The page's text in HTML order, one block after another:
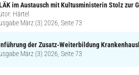
im Austausch mit Kultusministerin Stolz zur
Härtel
März (3) 2026, Seite 73
der Zusatz-Weiterbildung
März (3) 2026, Seite 73